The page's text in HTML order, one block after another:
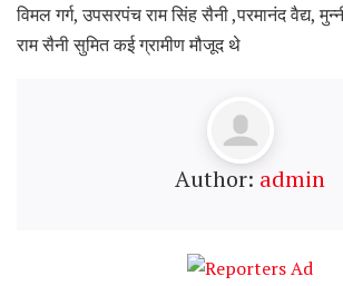
विमल गर्ग, उपसरपंच राम सिंह सैनी ,परमानंद वैद्य,
राम सैनी सुमित कई ग्रामीण मौजूद थे
Author: admin